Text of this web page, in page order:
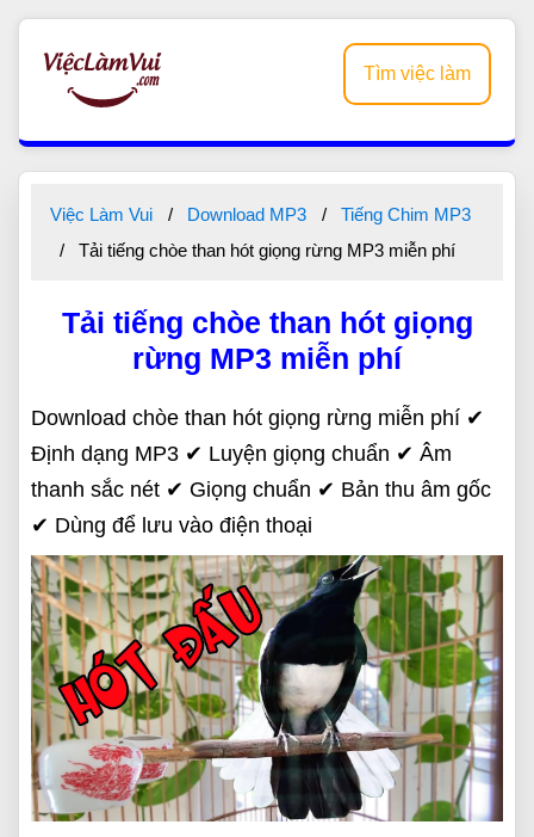
Tìm việc làm
Việc Làm Vui Download MP3
Tiếng Chim MP3
Tải tiếng chòe than hót giọng rừng MP3 miễn phí
Tải tiếng chòe than hót giọng
rừng MP3 miễn phí
Download chòe than hót giọng rừng miễn phí ✔
Định dạng MP3 ✔ Luyện giọng chuẩn ✔ Âm
thanh sắc nét ✔ Giọng chuẩn ✔ Bản thu âm gốc
✔ Dùng để lưu vào điện thoại